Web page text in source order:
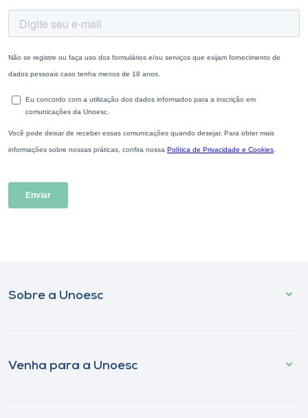
Sobre a Unoesc
Venha para a Unoesc